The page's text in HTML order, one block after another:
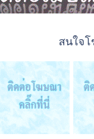
สนใจโ